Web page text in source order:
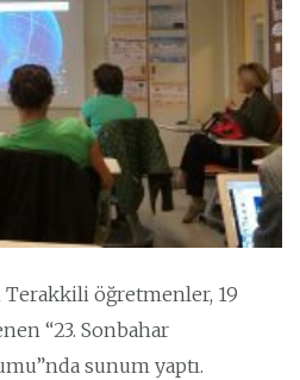
öğretmenler, 19
“23. Sonbahar
sunum yaptı.